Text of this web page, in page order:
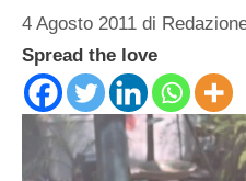
4 Agosto 2011 di
Spread the love